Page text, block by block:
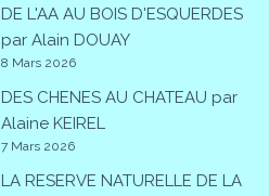
DE L'AA AU BOIS D'ESQUERDES
par Alain DOUAY
8 Mars 2026
DES CHENES AU CHATEAU par
Alaine KEIREL
7 Mars 2026
LA RESERVE NATURELLE DE LA